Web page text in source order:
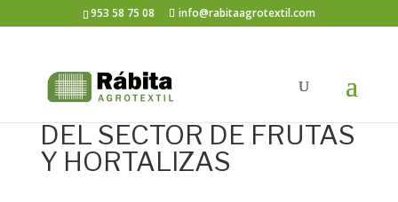
953 58 75 08 info@rabitaagrotextil.com
FERIA INTERNACIONAL
DEL SECTOR DE FRUTAS
Y HORTALIZAS